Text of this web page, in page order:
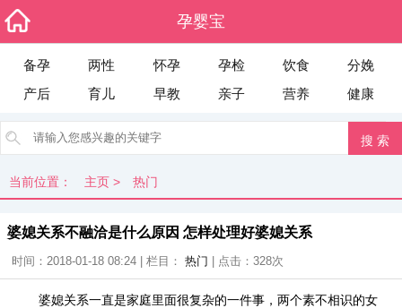
孕婴宝
备孕 两性 怀孕 孕检 饮食
分娩
产后
育儿 早教 亲子 营养 健康
当前位置： 主页 > 热门
婆媳关系不融洽是什么原因 怎样处理好婆媳关系
时间：2018-01-18 08:24 | 栏目： 热门 | 点击： 328次
婆媳关系一直是家庭里面很复杂的一件事，两个素不相识的女